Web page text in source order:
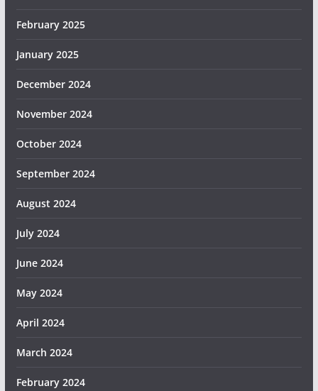
February 2025
January 2025
December 2024
November 2024
October 2024
September 2024
August 2024
July 2024
June 2024
May 2024
April 2024
March 2024
February 2024